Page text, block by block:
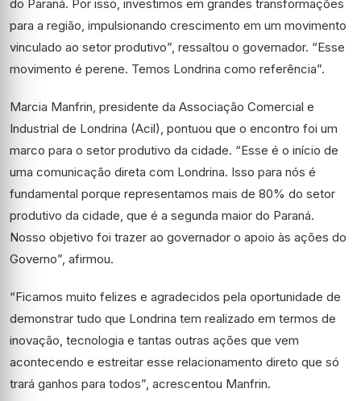
do Paraná. Por isso, investimos em grandes transformações
para a região, impulsionando crescimento em um movimento
vinculado ao setor produtivo”, ressaltou o governador. “Esse
movimento é perene. Temos Londrina como referência”.
Marcia Manfrin, presidente da Associação Comercial e
Industrial de Londrina (Acil), pontuou que o encontro foi um
marco para o setor produtivo da cidade. “Esse é o início de
uma comunicação direta com Londrina. Isso para nós é
fundamental porque representamos mais de 80% do setor
produtivo da cidade, que é a segunda maior do Paraná.
Nosso objetivo foi trazer ao governador o apoio às ações do
Governo”, afirmou.
“Ficamos muito felizes e agradecidos pela oportunidade de
demonstrar tudo que Londrina tem realizado em termos de
inovação, tecnologia e tantas outras ações que vem
acontecendo e estreitar esse relacionamento direto que só
trará ganhos para todos”, acrescentou Manfrin.